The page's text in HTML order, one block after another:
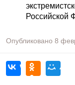
Российской
Опубликовано 8